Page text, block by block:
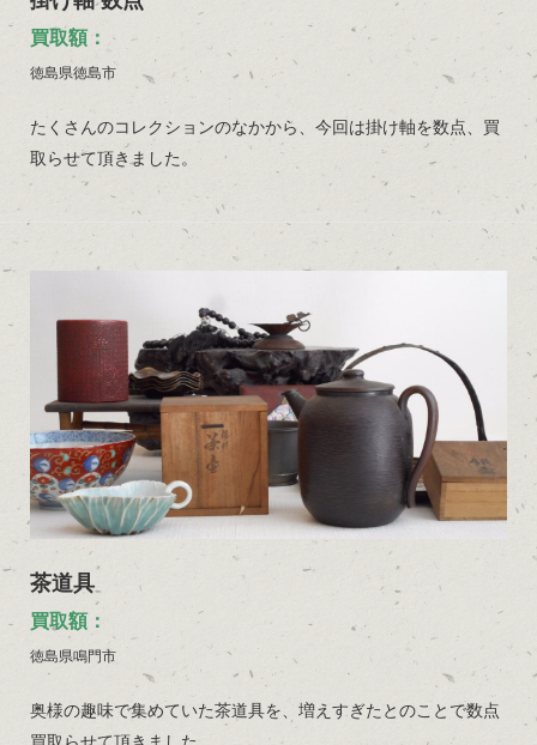
買取額：
徳島県徳島市
たくさんのコレクションのなかから、今回は掛け軸を数点、買
取らせて頂きました。
茶道具
買取額：
徳島県鳴門市
奥様の趣味で集めていた茶道具を、増えすぎたとのことで数点
買取らせて頂きました。